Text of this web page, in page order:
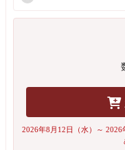
2026年8月12日（水）～